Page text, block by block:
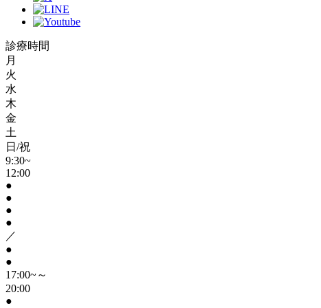
診療時間
月
火
水
木
金
土
日/祝
9:30~
12:00
●
●
●
●
／
●
●
17:00~～
20:00
●